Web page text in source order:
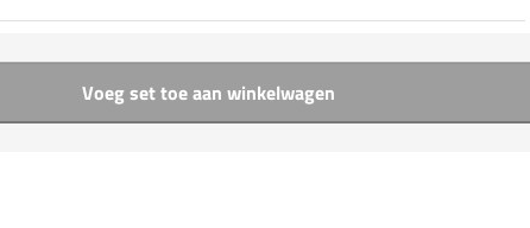
Voeg set toe aan winkelwagen